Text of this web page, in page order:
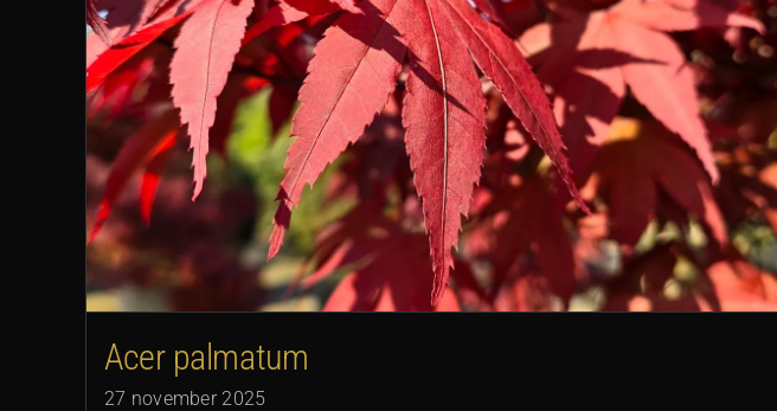
Acer palmatum
27 november 2025
Chionanthus retusus